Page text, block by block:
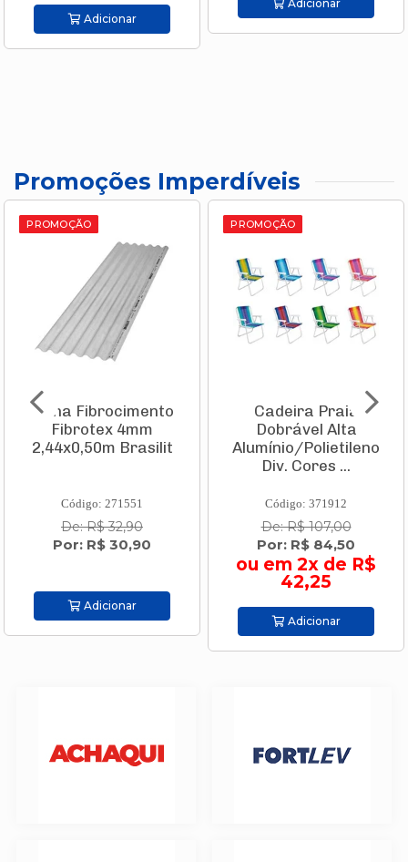
Adicionar
Adicionar
Promoções Imperdíveis
PROMOÇÃO
Telha Fibrocimento
Fibrotex 4mm
2,44x0,50m Brasilit
Código: 271551
De: R$ 32,90
Por: R$ 30,90
Adicionar
PROMOÇÃO
Cadeira Praia
Dobrável Alta
Alumínio/Polietileno
Div. Cores ...
Código: 371912
De: R$ 107,00
Por: R$ 84,50
ou em 2x de R$
42,25
Adicionar